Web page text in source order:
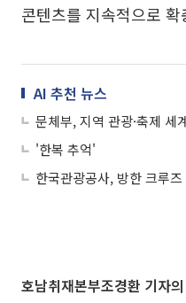
콘텐츠를 지속적으로
AI 추천 뉴스
문체부, 지역 관광·축제
'한복 추억'
한국관광공사, 방한 크루
호남취재본부조경환 기자